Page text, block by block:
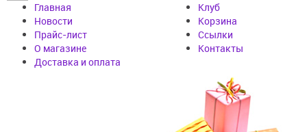
Главная
Новости
Прайс-лист
О магазине
Доставка и оплата
Клуб
Корзина
Cсылки
Контакты